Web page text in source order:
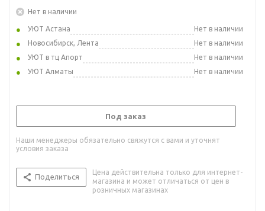
Нет в наличии
УЮТ Астана
Нет в наличии
Новосибирск, Лента
Нет в наличии
УЮТ в тц Апорт
Нет в наличии
УЮТ Алматы
Нет в наличии
Под заказ
Наши менеджеры обязательно свяжутся с вами и уточнят
условия заказа
Поделиться
Цена действительна только для интернет-
магазина и может отличаться от цен в
розничных магазинах